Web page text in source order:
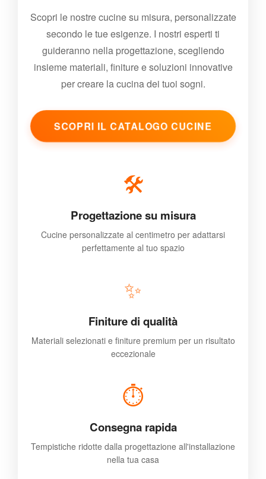
Scopri le nostre cucine su misura, personalizzate
secondo le tue esigenze. I nostri esperti ti
guideranno nella progettazione, scegliendo
insieme materiali, finiture e soluzioni innovative
per creare la cucina dei tuoi sogni.
SCOPRI IL CATALOGO CUCINE
🛠️
Progettazione su misura
Cucine personalizzate al centimetro per adattarsi
perfettamente al tuo spazio
✨
Finiture di qualità
Materiali selezionati e finiture premium per un risultato
eccezionale
⏱️
Consegna rapida
Tempistiche ridotte dalla progettazione all'installazione
nella tua casa